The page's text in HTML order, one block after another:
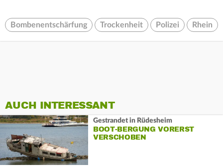
Bombenentschärfung Trockenheit Polizei Rhein
AUCH INTERESSANT
Gestrandet in Rüdesheim
BOOT-BERGUNG VORERST
VERSCHOBEN